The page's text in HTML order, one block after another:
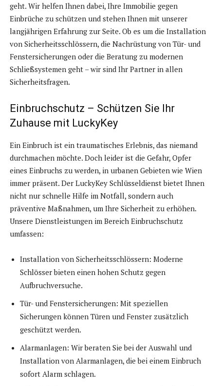
geht. Wir helfen Ihnen dabei, Ihre Immobilie gegen
Einbrüche zu schützen und stehen Ihnen mit unserer
langjährigen Erfahrung zur Seite. Ob es um die Installation
von Sicherheitsschlössern, die Nachrüstung von Tür- und
Fenstersicherungen oder die Beratung zu modernen
Schließsystemen geht – wir sind Ihr Partner in allen
Sicherheitsfragen.
Einbruchschutz – Schützen Sie Ihr
Zuhause mit LuckyKey
Ein Einbruch ist ein traumatisches Erlebnis, das niemand
durchmachen möchte. Doch leider ist die Gefahr, Opfer
eines Einbruchs zu werden, in urbanen Gebieten wie Wien
immer präsent. Der LuckyKey Schlüsseldienst bietet Ihnen
nicht nur schnelle Hilfe im Notfall, sondern auch
präventive Maßnahmen, um Ihre Sicherheit zu erhöhen.
Unsere Dienstleistungen im Bereich Einbruchschutz
umfassen:
Installation von Sicherheitsschlössern: Moderne
Schlösser bieten einen hohen Schutz gegen
Aufbruchversuche.
Tür- und Fenstersicherungen: Mit speziellen
Sicherungen können Türen und Fenster zusätzlich
geschützt werden.
Alarmanlagen: Wir beraten Sie bei der Auswahl und
Installation von Alarmanlagen, die bei einem Einbruch
sofort Alarm schlagen.